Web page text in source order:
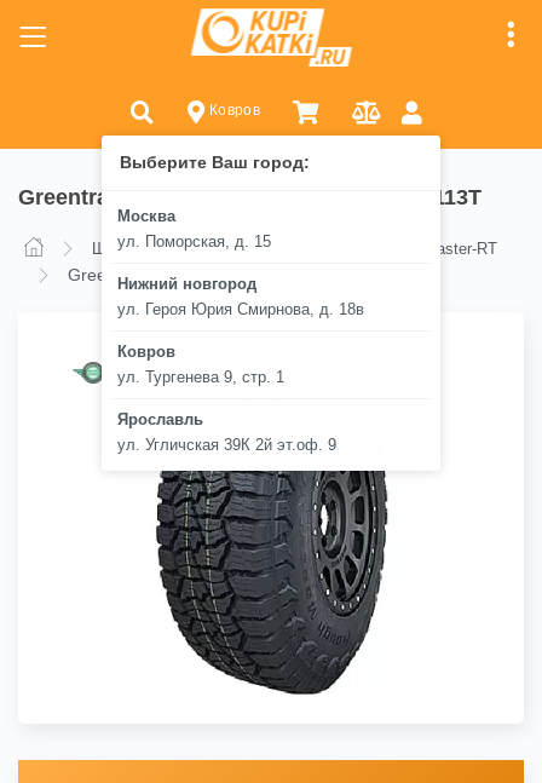
Ковров
Выберите Ваш город:
Москва
ул. Поморская, д. 15
Нижний новгород
ул. Героя Юрия Смирнова, д. 18в
Ковров
ул. Тургенева 9, стр. 1
Ярославль
ул. Угличская 39К 2й эт.оф. 9
Greentrac Rough Master-RT 245/70 R16 113T
Шины Greentrac Greentrac Rough Master-RT
Greentrac Rough Master-RT 245/70 R16 113T